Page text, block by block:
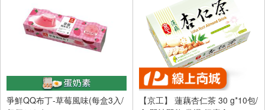
爭鮮QQ布丁-草莓風味(每盒3入/
【京工】 蓮藕杏仁茶 30 g*10包/